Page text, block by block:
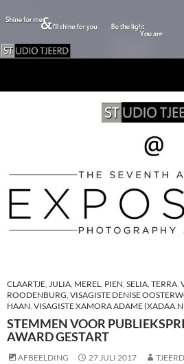
CLAARTJE, JULIA, MEREL, PIEN, SELIA, TERRA,
ROODENBURG, VISAGISTE DENISE
HAAN, VISAGISTE XAMORA ADAME
STEMMEN VOOR
AWARD GESTART
AFBEELDING 27 JULI 2017 TJEERD